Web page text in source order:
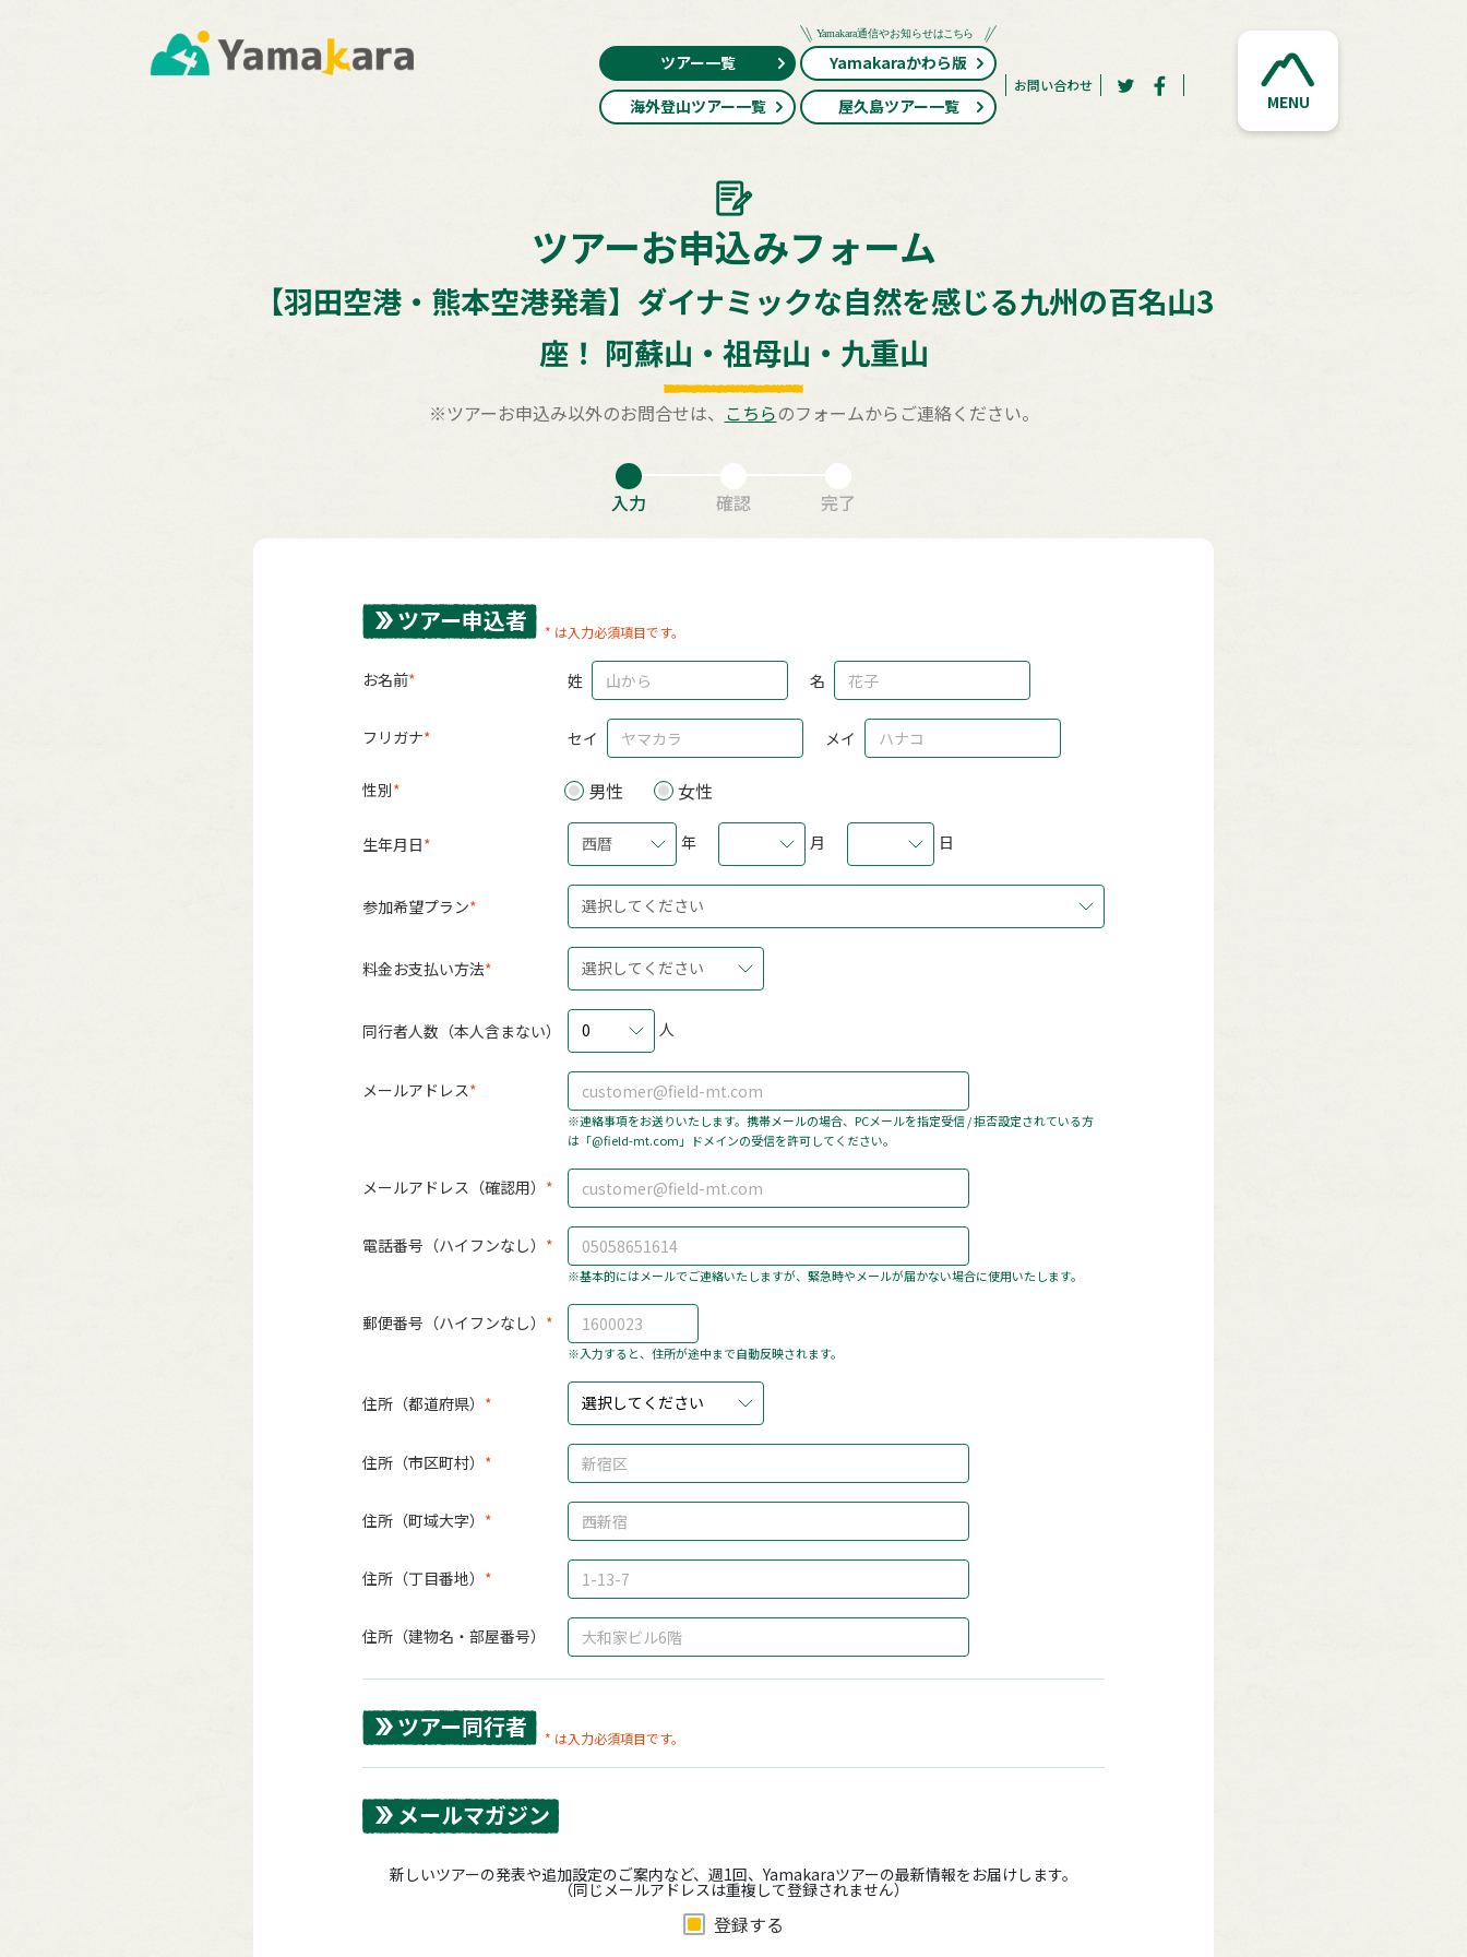
ツアー一覧
Yamakaraかわら版
海外登山ツアー一覧
屋久島ツアー一覧
お問い合わせ
MENU
ツアーお申込みフォーム
【羽田空港・熊本空港発着】ダイナミックな自然を感じる九州の百名山3
座！ 阿蘇山・祖母山・九重山
※ツアーお申込み以外のお問合せは、 こちらのフォームからご連絡ください。
入力 確認 完了
ツアー申込者 * は入力必須項目です。
お名前 姓 名
フリガナ セイ メイ
性別 男性 女性
生年月日 西暦 年 月 日
参加希望プラン 選択してください
料金お支払い方法 選択してください
同行者人数（本人含まない） 0 人
メールアドレス
※連絡事項をお送りいたします。携帯メールの場合、PCメールを指定受信 / 拒否設定されている方
は「@field-mt.com」ドメインの受信を許可してください。
メールアドレス（確認用）
電話番号（ハイフンなし）
※基本的にはメールでご連絡いたしますが、緊急時やメールが届かない場合に使用いたします。
郵便番号（ハイフンなし）
※入力すると、住所が途中まで自動反映されます。
住所（都道府県） 選択してください
住所（市区町村）
住所（町域大字）
住所（丁目番地）
住所（建物名・部屋番号）
ツアー同行者 * は入力必須項目です。
メールマガジン
新しいツアーの発表や追加設定のご案内など、週1回、Yamakaraツアーの最新情報をお届けします。
（同じメールアドレスは重複して登録されません）
登録する